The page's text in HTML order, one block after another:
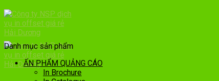
Danh mục sản phẩm
ẤN PHẨM QUẢNG CÁO
In Brochure